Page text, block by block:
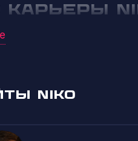
карьеры NiKo
StarSeries VIII.
и совершенство
NIKO